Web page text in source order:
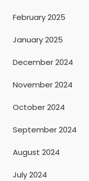
February 2025
January 2025
December 2024
November 2024
October 2024
September 2024
August 2024
July 2024